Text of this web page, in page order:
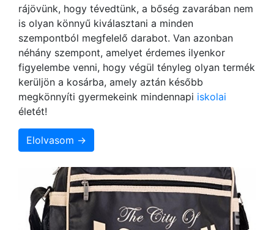
rájövünk, hogy tévedtünk, a bőség zavarában nem
is olyan könnyű kiválasztani a minden
szempontból megfelelő darabot. Van azonban
néhány szempont, amelyet érdemes ilyenkor
figyelembe venni, hogy végül tényleg olyan termék
kerüljön a kosárba, amely aztán később
megkönnyíti gyermekeink mindennapi iskolai
életét!
Elolvasom →